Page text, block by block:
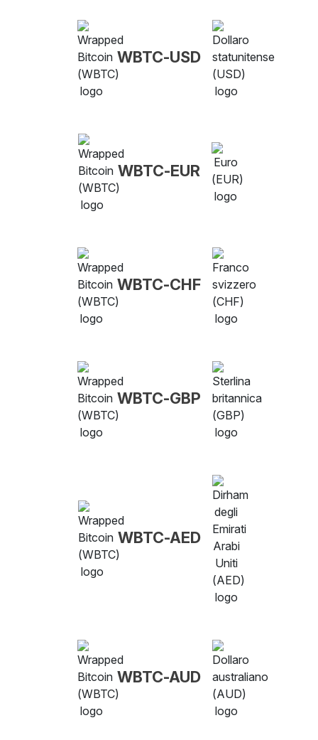
WBTC-USD
WBTC-EUR
WBTC-CHF
WBTC-GBP
WBTC-AED
WBTC-AUD